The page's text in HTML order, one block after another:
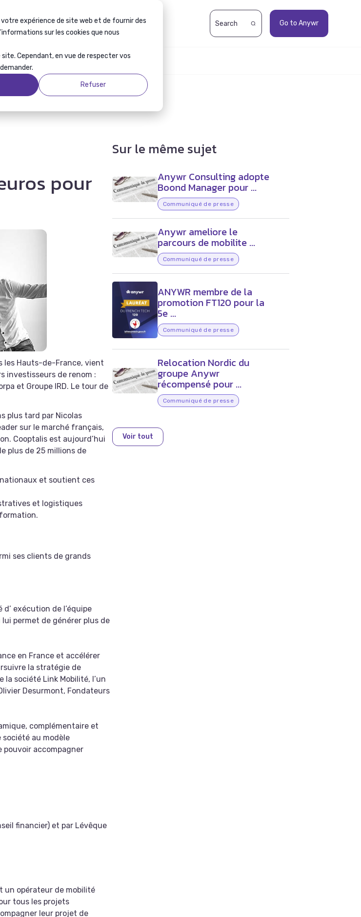
expérience de site web et de fournir des
sur les cookies que nous
Cependant, en vue de respecter vos
Refuser
Événements Go to Anywr
pour
les Hauts-de-France, vient
investisseurs de renom :
et Groupe IRD. Le tour de
plus tard par Nicolas
sur le marché français,
Cooptalis est aujourd’hui
plus de 25 millions de
et soutient ces
et logistiques
ses clients de grands
exécution de l’équipe
permet de générer plus de
en France et accélérer
la stratégie de
société Link Mobilité, l’un
Desurmont, Fondateurs
complémentaire et
au modèle
pouvoir accompagner
financier) et par Lévêque
un opérateur de mobilité
tous les projets
leur projet de
Sur le même sujet
Anywr Consulting adopte
Boond Manager pour ...
Communiqué de presse
Anywr ameliore le
parcours de mobilite ...
Communiqué de presse
ANYWR membre de la
promotion FT120 pour la
5e ...
Communiqué de presse
Relocation Nordic du
groupe Anywr
récompensé pour ...
Communiqué de presse
Voir tout